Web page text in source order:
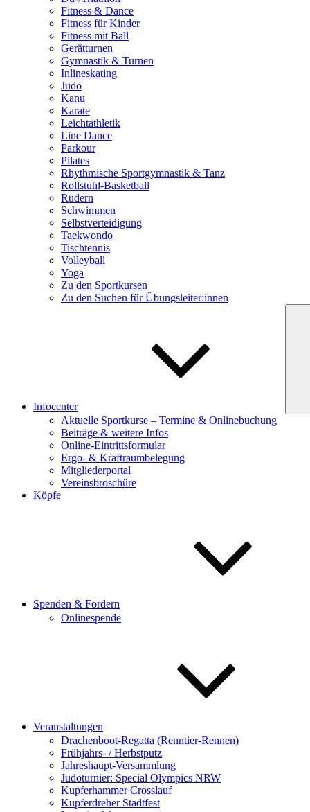
Fitness & Dance
Fitness für Kinder
Fitness mit Ball
Gerätturnen
Gymnastik & Turnen
Inlineskating
Judo
Kanu
Karate
Leichtathletik
Line Dance
Parkour
Pilates
Rhythmische Sportgymnastik & Tanz
Rollstuhl-Basketball
Rudern
Schwimmen
Selbstverteidigung
Taekwondo
Tischtennis
Volleyball
Yoga
Zu den Sportkursen
Zu den Suchen für Übungsleiter:innen
Infocenter
Aktuelle Sportkurse – Termine & Onlinebuchung
Beiträge & weitere Infos
Online-Eintrittsformular
Ergo- & Kraftraumbelegung
Mitgliederportal
Vereinsbroschüre
Köpfe
Spenden & Fördern
Onlinespende
Veranstaltungen
Drachenboot-Regatta (Renntier-Rennen)
Frühjahrs- / Herbstputz
Jahreshaupt-Versammlung
Judoturnier: Special Olympics NRW
Kupferhammer Crosslauf
Kupferdreher Stadtfest